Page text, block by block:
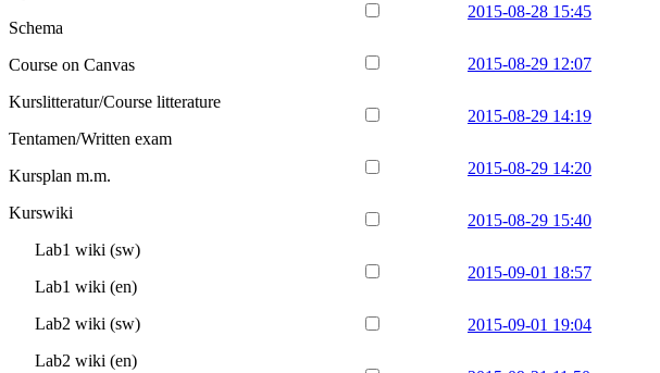
2015-08-28 15:45
2015-08-29 12:07
2015-08-29 14:19
2015-08-29 14:20
2015-08-29 15:40
2015-09-01 18:57
2015-09-01 19:04
Schema
Course on Canvas
Kurslitteratur/Course litterature
Tentamen/Written exam
Kursplan m.m.
Kurswiki
Lab1 wiki (sw)
Lab1 wiki (en)
Lab2 wiki (sw)
Lab2 wiki (en)